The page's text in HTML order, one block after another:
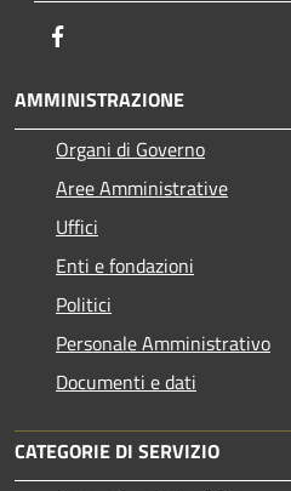
AMMINISTRAZIONE
Organi di Governo
Aree Amministrative
Uffici
Enti e fondazioni
Politici
Personale Amministrativo
Documenti e dati
CATEGORIE DI SERVIZIO